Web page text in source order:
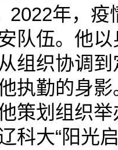
2022年，
队伍。他
组织协调
执勤的身
策划组织
科大“阳光